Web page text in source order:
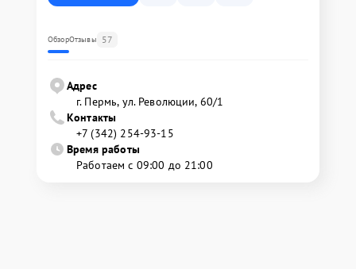
ОбзорОтзывы 57
Адрес
г. Пермь, ул. ​Революции, 60/1
Контакты
+7 (342) 254-93-15
Время работы
Работаем с 09:00 до 21:00